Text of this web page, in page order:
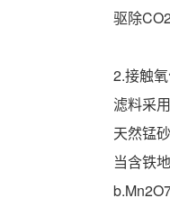
驱除
2.接触
滤料采
天然锰
当含铁